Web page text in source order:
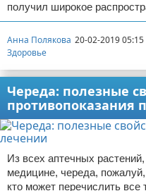
получил широкое
Анна Полякова 20-02-2019 05:15
Здоровье
Череда: полезные
противопоказания
Из всех аптечных
медицине, череда,
кто может перечислить все